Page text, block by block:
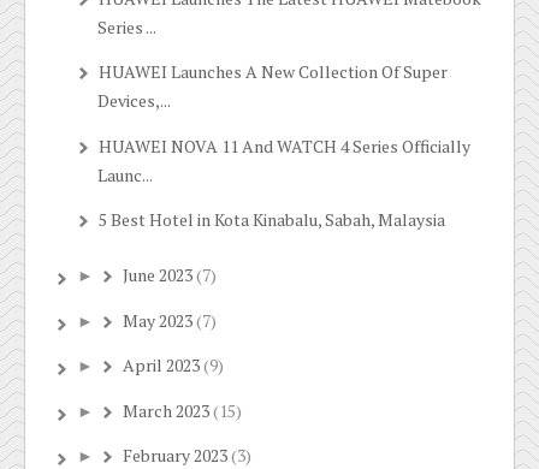
Series ...
HUAWEI Launches A New Collection Of Super
Devices,...
HUAWEI NOVA 11 And WATCH 4 Series Officially
Launc...
5 Best Hotel in Kota Kinabalu, Sabah, Malaysia
► June 2023(7)
► May 2023(7)
► April 2023(9)
► March 2023(15)
► February 2023(3)